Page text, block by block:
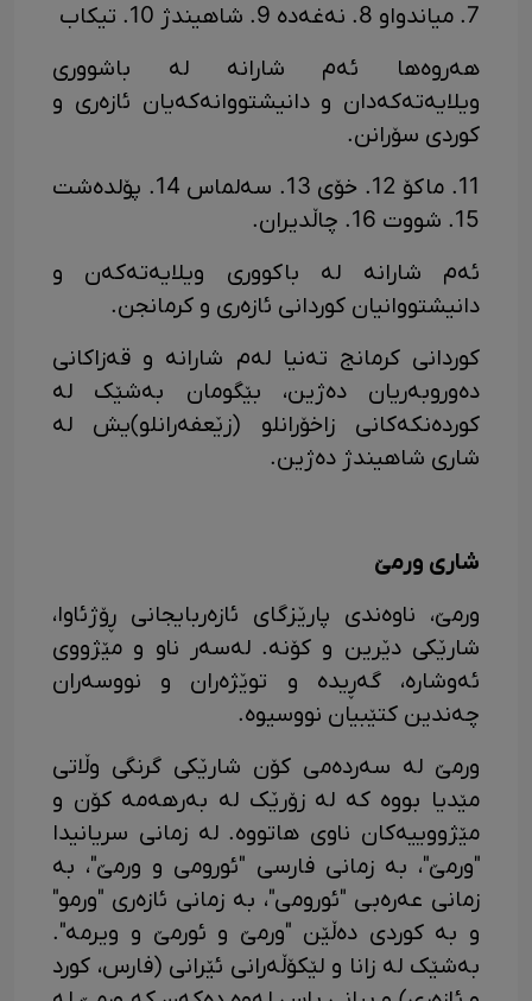
7. میاندواو 8. نەغەدە 9. شاهیندژ 10. تیکاب
هەروەها ئەم شارانە لە باشووری
ویلایەتەکەدان و دانیشتووانەکەیان ئازەری و
کوردی سۆرانن.
11. ماکۆ 12. خۆی 13. سەلماس 14. پۆلدەشت
15. شووت 16. چاڵدیران.
ئەم شارانە لە باکووری ویلایەتەکەن و
دانیشتووانیان کوردانی ئازەری و کرمانجن.
کوردانی کرمانج تەنیا لەم شارانە و قەزاکانی
دەوروبەریان دەژین، بێگومان بەشێک لە
کوردەنکەکانی زاخۆرانلو (زێعفەرانلو)یش لە
شاری شاهیندژ دەژین.
شاری ورمێ
ورمێ، ناوەندی پارێزگای ئازەربایجانی ڕۆژئاوا،
شارێکی دێرین و کۆنە. لەسەر ناو و مێژووی
ئەوشارە، گەڕیدە و توێژەران و نووسەران
چەندین کتێبیان نووسیوە.
ورمێ لە سەردەمی کۆن شارێکی گرنگی وڵاتی
مێدیا بووە کە لە زۆرێک لە بەرهەمە کۆن و
مێژووییەکان ناوی هاتووە. لە زمانی سریانیدا
"ورمێ"، بە زمانی فارسی "ئورومی و ورمێ"، بە
زمانی عەرەبی "ئورومی"، بە زمانی ئازەری "ورمو"
و بە کوردی دەڵێن "ورمێ و ئورمێ و ویرمە".
بەشێک لە زانا و لێکۆڵەرانی ئێرانی (فارس، کورد